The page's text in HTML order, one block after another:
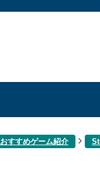
おすすめゲーム紹介